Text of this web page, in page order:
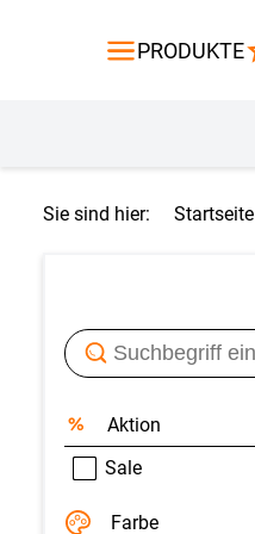
PRODUKTE
Gardinen
Sie sind hier: Startseite
Aktion
Sale
Farbe